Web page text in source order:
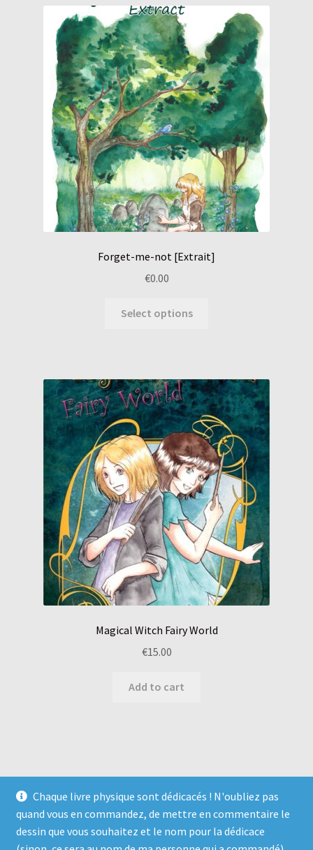
Forget-me-not [Extrait]
€0.00
Select options
Magical Witch Fairy World
€15.00
Add to cart
© Magical Witch ☆ éditions 2026
Chaque livre physique sont dédicacés ! N'oubliez pas
quand vous en commandez, de mettre en commentaire le
dessin que vous souhaitez et le nom pour la dédicace